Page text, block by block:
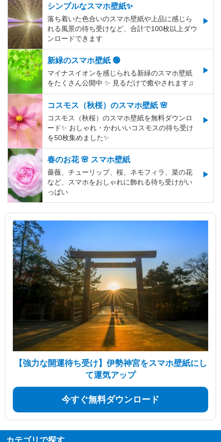
シンプルなスマホ壁紙✨
落ち着いた色合いのスマホ壁紙や上品に感じら
れる風景の待ち受けなど、合計で100枚以上ダウ
ンロードできます
新緑のスマホ壁紙 🟢
マイナスイオンを感じられる新緑のスマホ壁紙
をたくさん公開中 ✨ 見るだけで癒やされます♫
コスモス（秋桜）のスマホ壁紙 🌸
コスモス（秋桜）のスマホ壁紙を無料ダウンロ
ード✨️ おしゃれ・かわいいコスモスの待ち受け
を50枚集めました✨️
春のお花 🌸 スマホ壁紙
薔薇、チューリップ、桜、ネモフィラ、菜の花
など、スマホをおしゃれに飾れる待ち受けがい
っぱい
【強力な開運待ち受け】伊勢神宮をスマホ壁紙にし
て運気アップ
今すぐ無料ダウンロード
カテゴリで探す